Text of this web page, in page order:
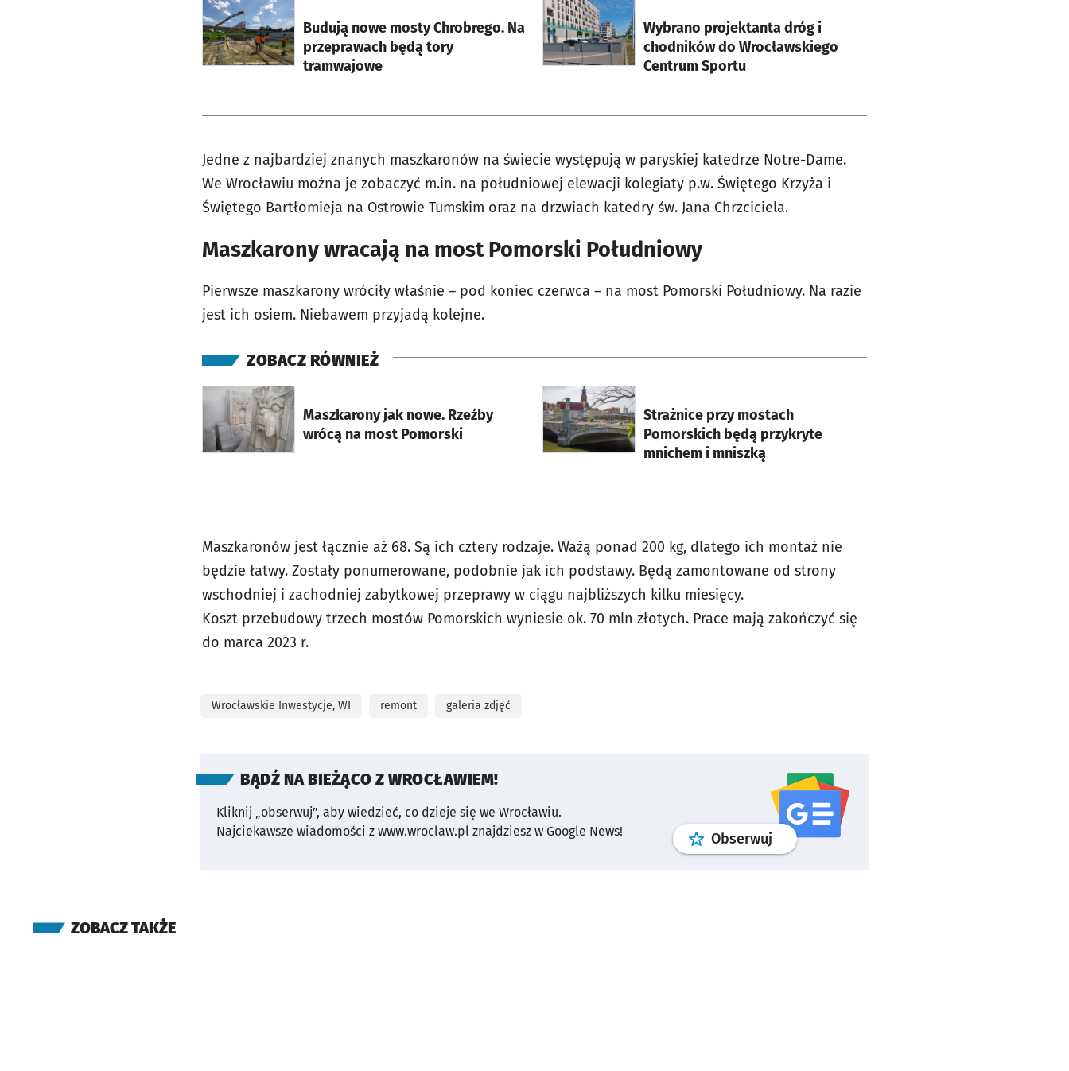
Budują nowe mosty Chrobrego. Na
przeprawach będą tory
tramwajowe
otworzy się w nowej karcie
Wybrano projektanta dróg i
chodników do Wrocławskiego
Centrum Sportu
otworzy się w nowej karcie
Jedne z najbardziej znanych maszkaronów na świecie występują w paryskiej katedrze Notre-Dame.
We Wrocławiu można je zobaczyć m.in. na południowej elewacji kolegiaty p.w. Świętego Krzyża i
Świętego Bartłomieja na Ostrowie Tumskim oraz na drzwiach katedry św. Jana Chrzciciela.
Maszkarony wracają na most Pomorski Południowy
Pierwsze maszkarony wróciły właśnie – pod koniec czerwca – na most Pomorski Południowy. Na razie
jest ich osiem. Niebawem przyjadą kolejne.
ZOBACZ RÓWNIEŻ
Maszkarony jak nowe. Rzeźby
wrócą na most Pomorski
otworzy się w nowej karcie
Strażnice przy mostach
Pomorskich będą przykryte
mnichem i mniszką
otworzy się w nowej karcie
Maszkaronów jest łącznie aż 68. Są ich cztery rodzaje. Ważą ponad 200 kg, dlatego ich montaż nie
będzie łatwy. Zostały ponumerowane, podobnie jak ich podstawy. Będą zamontowane od strony
wschodniej i zachodniej zabytkowej przeprawy w ciągu najbliższych kilku miesięcy.
Koszt przebudowy trzech mostów Pomorskich wyniesie ok. 70 mln złotych. Prace mają zakończyć się
do marca 2023 r.
Wrocławskie Inwestycje, WI remont galeria zdjęć
BĄDŹ NA BIEŻĄCO Z WROCŁAWIEM!
Kliknij „obserwuj”, aby wiedzieć, co dzieje się we Wrocławiu.
Najciekawsze wiadomości z www.wroclaw.pl znajdziesz w Google News!
Obserwuj profilgoogle news
ZOBACZ TAKŻE